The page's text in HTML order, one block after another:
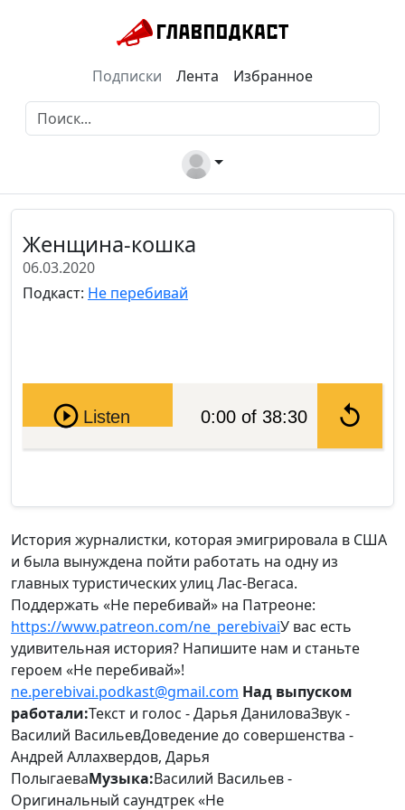
Подписки Лента Избранное
Женщина-кошка
06.03.2020
Подкаст: Не перебивай
Pause
Listen 0:00 of 38:30
История журналистки, которая эмигрировала в США
и была вынуждена пойти работать на одну из
главных туристических улиц Лас-Вегаса.
Поддержать «Не перебивай» на Патреоне:
https://www.patreon.com/ne_perebivaiУ вас есть
удивительная история? Напишите нам и станьте
героем «Не перебивай»!
ne.perebivai.podkast@gmail.com Над выпуском
работали:Текст и голос - Дарья ДаниловаЗвук -
Василий ВасильевДоведение до совершенства -
Андрей Аллахвердов, Дарья
ПолыгаеваМузыка:Василий Васильев -
Оригинальный саундтрек «Не